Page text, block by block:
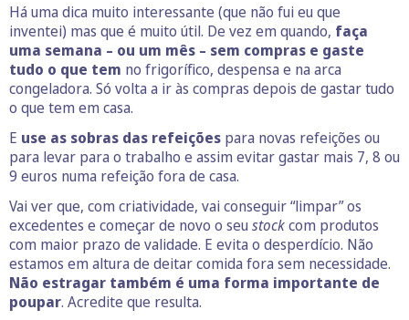
Há uma dica muito interessante (que não fui eu que
inventei) mas que é muito útil. De vez em quando, faça
uma semana – ou um mês – sem compras e gaste
tudo o que tem no frigorífico, despensa e na arca
congeladora. Só volta a ir às compras depois de gastar tudo
o que tem em casa.
E use as sobras das refeições para novas refeições ou
para levar para o trabalho e assim evitar gastar mais 7, 8 ou
9 euros numa refeição fora de casa.
Vai ver que, com criatividade, vai conseguir “limpar” os
excedentes e começar de novo o seu stockcom produtos
com maior prazo de validade. E evita o desperdício. Não
estamos em altura de deitar comida fora sem necessidade.
Não estragar também é uma forma importante de
poupar. Acredite que resulta.